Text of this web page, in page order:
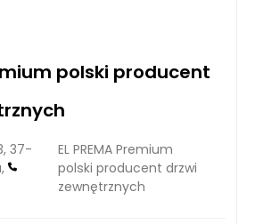
polski producent
37-
EL PREMA Premium
polski producent drzwi
zewnętrznych